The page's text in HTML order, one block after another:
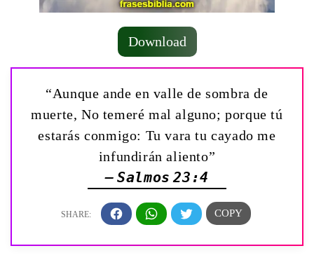
Download
“Aunque ande en valle de sombra de
muerte, No temeré mal alguno; porque tú
estarás conmigo: Tu vara tu cayado me
infundirán aliento”
— Salmos 23:4